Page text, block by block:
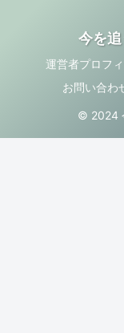
今を
運営者プロフ
お問い合わ
© 2024